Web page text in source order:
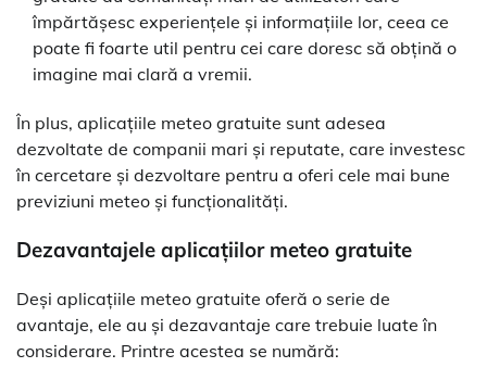
împărtășesc experiențele și informațiile lor, ceea ce
poate fi foarte util pentru cei care doresc să obțină o
imagine mai clară a vremii.
În plus, aplicațiile meteo gratuite sunt adesea
dezvoltate de companii mari și reputate, care investesc
în cercetare și dezvoltare pentru a oferi cele mai bune
previziuni meteo și funcționalități.
Dezavantajele aplicațiilor meteo gratuite
Deși aplicațiile meteo gratuite oferă o serie de
avantaje, ele au și dezavantaje care trebuie luate în
considerare. Printre acestea se numără: